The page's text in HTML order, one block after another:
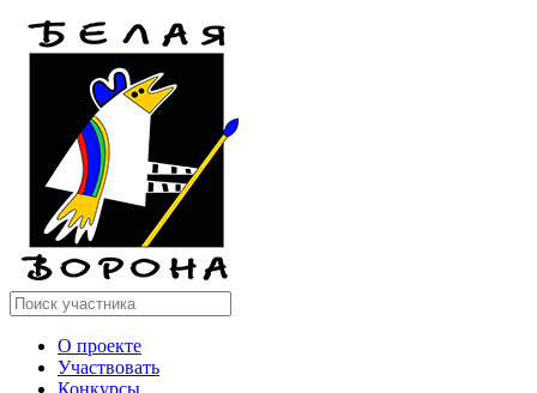
О проекте
Участвовать
Конкурсы